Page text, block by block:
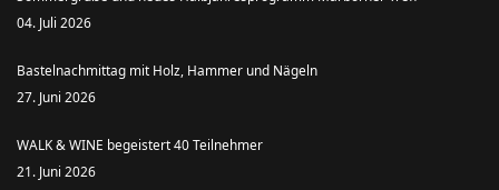
04. Juli 2026
Bastelnachmittag mit Holz, Hammer und Nägeln
27. Juni 2026
WALK & WINE begeistert 40 Teilnehmer
21. Juni 2026